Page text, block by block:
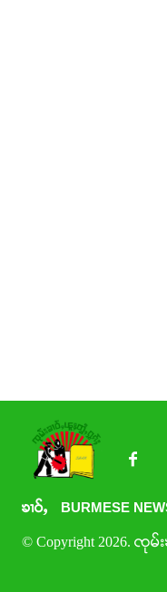
ၶၢဝ်ႇ BURMESE
© Copyright 2026. ၸုမ်း